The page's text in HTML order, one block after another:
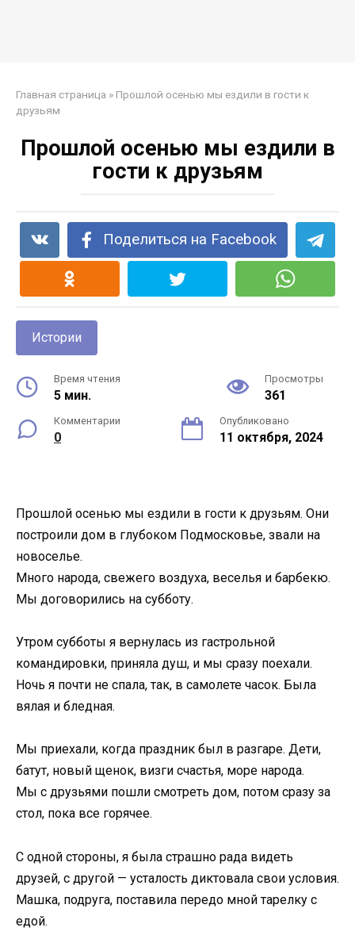
Главная страница » Прошлой осенью мы ездили в гости к
друзьям
Прошлой осенью мы ездили в
гости к друзьям
Поделиться на Facebook
Истории
Время чтения
5 мин.
Просмотры
361
Комментарии
0
Опубликовано
11 октября, 2024
Прошлой осенью мы ездили в гости к друзьям. Они
построили дом в глубоком Подмосковье, звали на
новоселье.
Много народа, свежего воздуха, веселья и барбекю.
Мы договорились на субботу.
Утром субботы я вернулась из гастрольной
командировки, приняла душ, и мы сразу поехали.
Ночь я почти не спала, так, в самолете часок. Была
вялая и бледная.
Мы приехали, когда праздник был в разгаре. Дети,
батут, новый щенок, визги счастья, море народа.
Мы с друзьями пошли смотреть дом, потом сразу за
стол, пока все горячее.
С одной стороны, я была страшно рада видеть
друзей, с другой — усталость диктовала свои условия.
Машка, подруга, поставила передо мной тарелку с
едой.